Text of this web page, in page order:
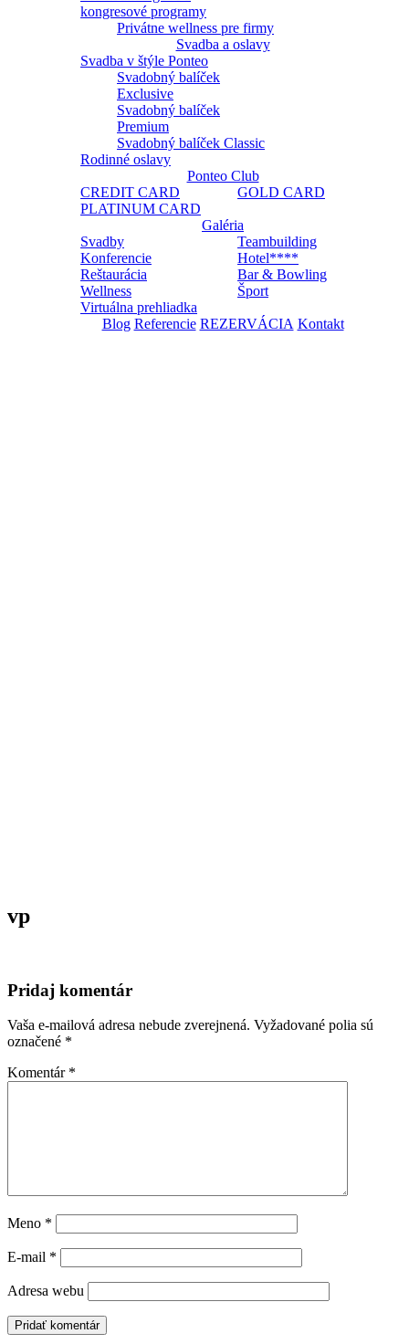
kongresové programy
Privátne wellness pre firmy
Svadba a oslavy
Svadba v štýle Ponteo
Svadobný balíček
Exclusive
Svadobný balíček
Premium
Svadobný balíček Classic
Rodinné oslavy
Ponteo Club
CREDIT CARD
GOLD CARD
PLATINUM CARD
Galéria
Svadby
Teambuilding
Konferencie
Hotel****
Reštaurácia
Bar & Bowling
Wellness
Šport
Virtuálna prehliadka
Blog Referencie REZERVÁCIA Kontakt
vp
Pridaj komentár
Vaša e-mailová adresa nebude zverejnená. Vyžadované polia sú
označené *
Komentár *
Meno *
E-mail *
Adresa webu